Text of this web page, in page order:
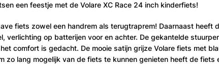
een feestje met de Volare XC Race 24 inch kinderfiets!
fiets zowel een handrem als terugtraprem! Daarnaast heeft
verlichting op batterijen voor en achter. De gekantelde
comfort is gedacht. De mooie satijn grijze Volare fiets met
zo lang mogelijk van de fiets te kunnen genieten heeft de